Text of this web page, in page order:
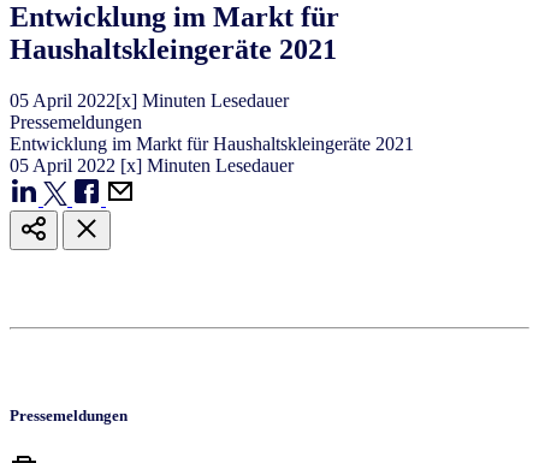
Entwicklung im Markt für
Haushaltskleingeräte 2021
05 April 2022[x] Minuten Lesedauer
Pressemeldungen
Entwicklung im Markt für Haushaltskleingeräte 2021
05 April 2022 [x] Minuten Lesedauer
Pressemeldungen